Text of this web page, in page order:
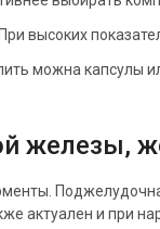
высоких
можна капсулы
железы,
актуален и при